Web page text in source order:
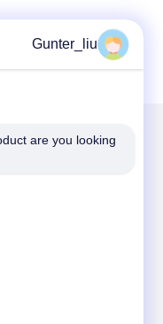
Gunter_liu
are you looking